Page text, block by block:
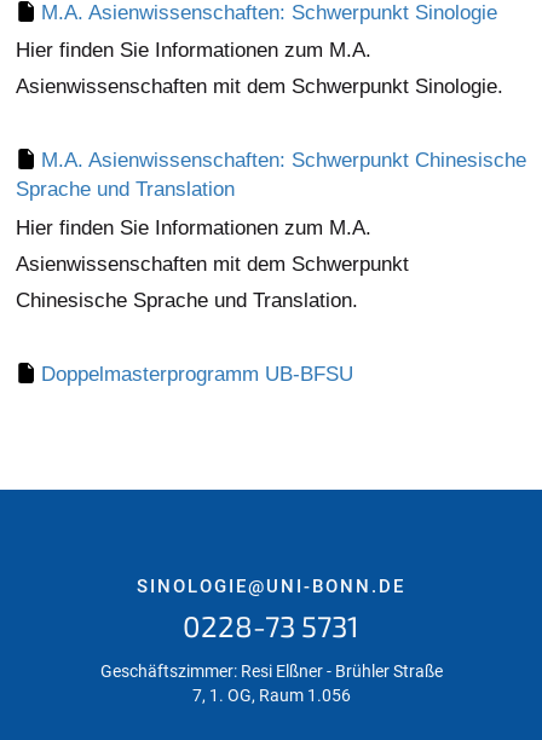
M.A. Asienwissenschaften: Schwerpunkt Sinologie
Hier finden Sie Informationen zum M.A.
Asienwissenschaften mit dem Schwerpunkt Sinologie.
M.A. Asienwissenschaften: Schwerpunkt Chinesische
Sprache und Translation
Hier finden Sie Informationen zum M.A.
Asienwissenschaften mit dem Schwerpunkt
Chinesische Sprache und Translation.
Doppelmasterprogramm UB-BFSU
SINOLOGIE@UNI-BONN.DE
0228-73 5731
Geschäftszimmer: Resi Elßner - Brühler Straße
7, 1. OG, Raum 1.056